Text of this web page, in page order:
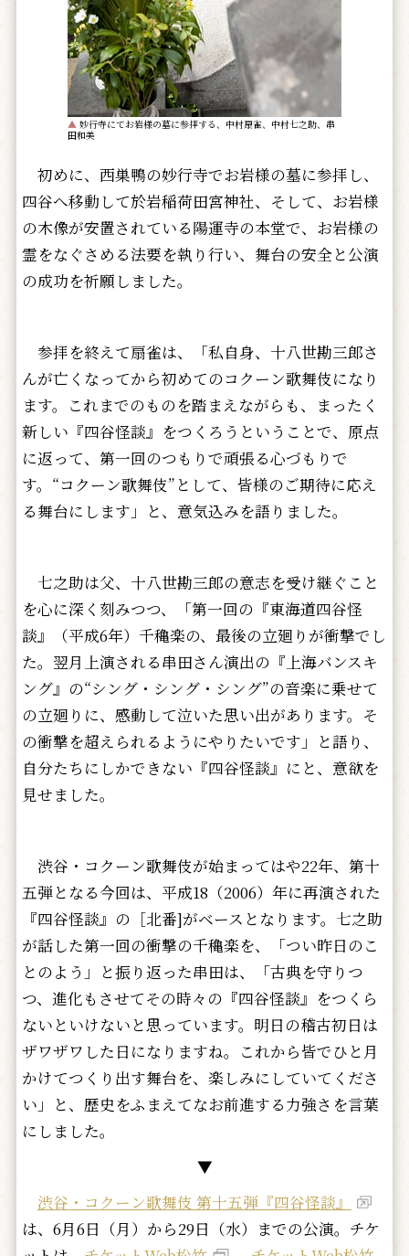
▲ 妙行寺にてお岩様の墓に参拝する、中村扇雀、中村七之助、串
田和美
初めに、西巣鴨の妙行寺でお岩様の墓に参拝し、
四谷へ移動して於岩稲荷田宮神社、そして、お岩様
の木像が安置されている陽運寺の本堂で、お岩様の
霊をなぐさめる法要を執り行い、舞台の安全と公演
の成功を祈願しました。
参拝を終えて扇雀は、「私自身、十八世勘三郎さ
んが亡くなってから初めてのコクーン歌舞伎になり
ます。これまでのものを踏まえながらも、まったく
新しい『四谷怪談』をつくろうということで、原点
に返って、第一回のつもりで頑張る心づもりで
す。“コクーン歌舞伎”として、皆様のご期待に応え
る舞台にします」と、意気込みを語りました。
七之助は父、十八世勘三郎の意志を受け継ぐこと
を心に深く刻みつつ、「第一回の『東海道四谷怪
談』（平成6年）千穐楽の、最後の立廻りが衝撃でし
た。翌月上演される串田さん演出の『上海バンスキ
ング』の“シング・シング・シング”の音楽に乗せて
の立廻りに、感動して泣いた思い出があります。そ
の衝撃を超えられるようにやりたいです」と語り、
自分たちにしかできない『四谷怪談』にと、意欲を
見せました。
渋谷・コクーン歌舞伎が始まってはや22年、第十
五弾となる今回は、平成18（2006）年に再演された
『四谷怪談』の［北番]がベースとなります。七之助
が話した第一回の衝撃の千穐楽を、「つい昨日のこ
とのよう」と振り返った串田は、「古典を守りつ
つ、進化もさせてその時々の『四谷怪談』をつくら
ないといけないと思っています。明日の稽古初日は
ザワザワした日になりますね。これから皆でひと月
かけてつくり出す舞台を、楽しみにしていてくださ
い」と、歴史をふまえてなお前進する力強さを言葉
にしました。
▼
渋谷・コクーン歌舞伎 第十五弾『四谷怪談』
は、6月6日（月）から29日（水）までの公演。チケ